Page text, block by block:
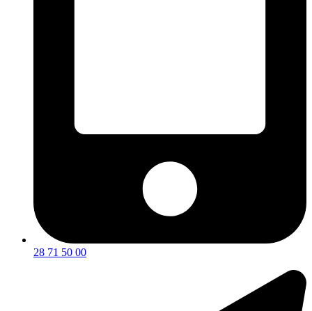
28 71 50 00